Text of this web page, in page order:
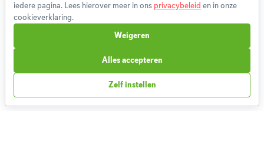
Privacybeleid
Cookieverklaring
Betaalmethoden
Klachtenprocedure
Partnerprogramma
iedere pagina. Lees hierover meer in ons privacybeleid en in onze
cookieverklaring.
Zelf instellen
Weigeren
Alles accepteren